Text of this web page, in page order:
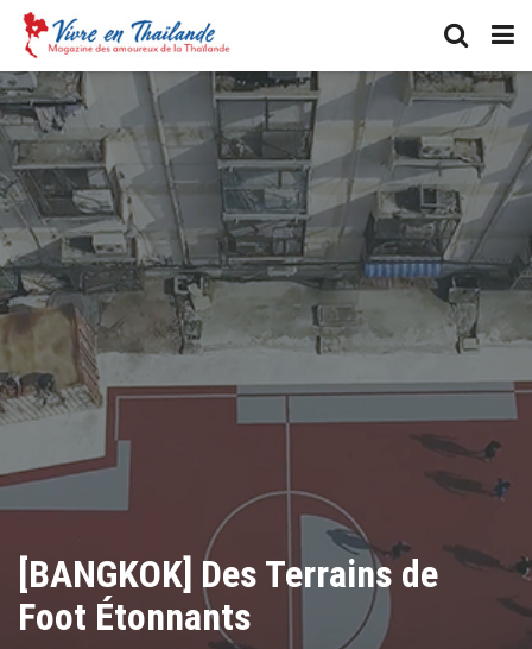
[BANGKOK] Des Terrains de
Foot Étonnants